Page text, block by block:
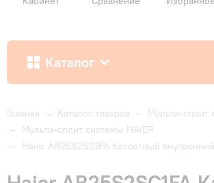
Каталог
Как купить
Доставка и оплата
Главная — Каталог товаров — Мульти-сплит
— Мульти-сплит системы HAIER
— Haier AB25S2SC1FA Кассетный